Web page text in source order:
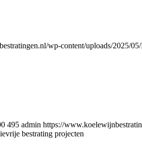
wp-content/uploads/2025/
495 admin https://
bestrating projecten